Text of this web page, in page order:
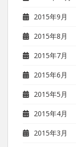
2015年9月
2015年8月
2015年7月
2015年6月
2015年5月
2015年4月
2015年3月